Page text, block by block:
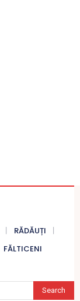
RĂDĂUȚI
FĂLTICENI
Search